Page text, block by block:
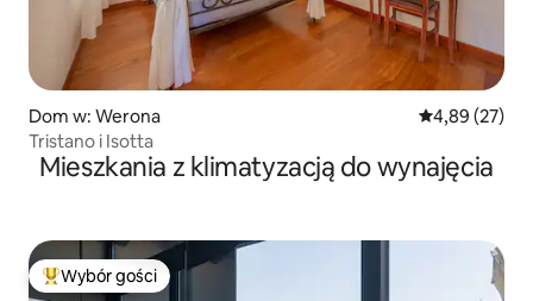
Dom w: Werona Średnia
4,89 (27)
Tristano i Isotta
Mieszkania z klimatyzacją do wynajęcia
Najpopularniejsze z kategorii Wybór gości
Wybór gości